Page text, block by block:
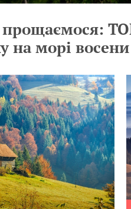
прощаємося:
на морі восени